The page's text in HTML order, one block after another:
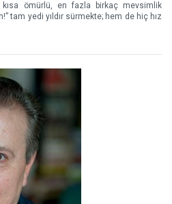
ömürlü, en fazla birkaç mevsimlik
tam yedi yıldır sürmekte; hem de hiç hız